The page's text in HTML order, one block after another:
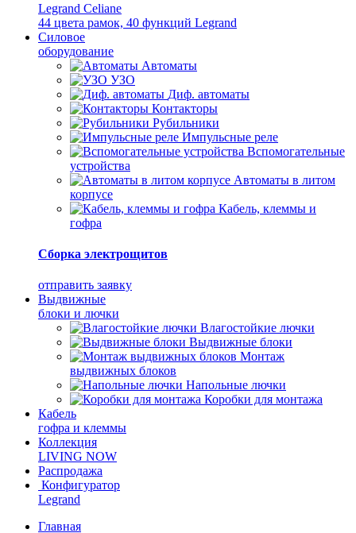
Legrand Celiane
44 цвета рамок, 40 функций Legrand
Силовое
оборудование
Автоматы
УЗО
Диф. автоматы
Контакторы
Рубильники
Импульсные реле
Вспомогательные
устройства
Автоматы в литом
корпусе
Кабель, клеммы и
гофра
Сборка электрощитов
отправить заявку
Выдвижные
блоки и лючки
Влагостойкие лючки
Выдвижные блоки
Монтаж
выдвижных блоков
Напольные лючки
Коробки для монтажа
Кабель
гофра и клеммы
Коллекция
LIVING NOW
Распродажа
Конфигуратор
Legrand
Главная